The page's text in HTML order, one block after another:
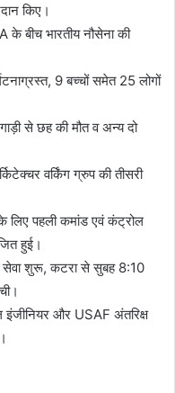
किए।
बीच भारतीय नौसेना की
9 बच्चों समेत 25 लोगों
से छह की मौत व अन्य दो
वर्किंग ग्रुप की तीसरी
पहली कमांड एवं कंट्रोल
हुई।
सेवा शुरू, कटरा से सुबह 8:10
और USAF अंतरिक्ष